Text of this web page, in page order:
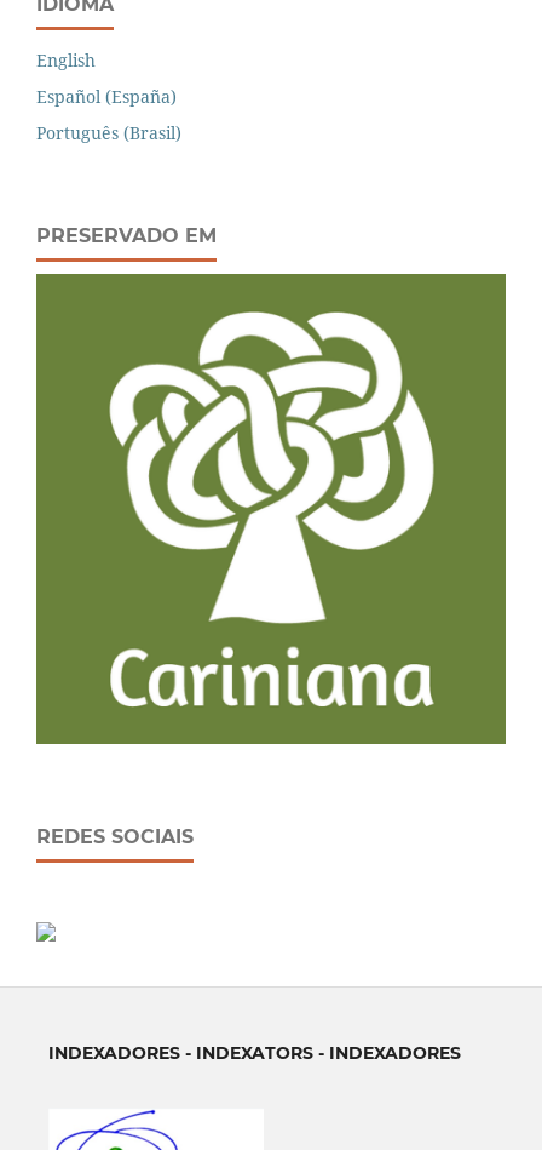
English
Español (España)
Português (Brasil)
PRESERVADO EM
REDES SOCIAIS
INDEXADORES - INDEXATORS - INDEXADORES